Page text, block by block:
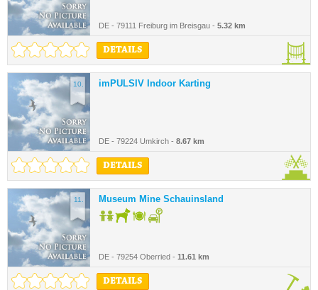
DE - 79111 Freiburg im Breisgau - 5.32 km
DETAILS
10. imPULSIV Indoor Karting
DE - 79224 Umkirch - 8.67 km
DETAILS
11. Museum Mine Schauinsland
DE - 79254 Oberried - 11.61 km
DETAILS